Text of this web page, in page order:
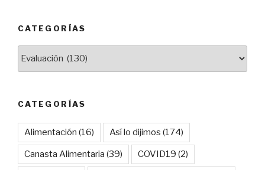
CATEGORÍAS
Categorías
CATEGORÍAS
Alimentación (16) Así lo dijimos (174)
Canasta Alimentaria (39) COVID19 (2)